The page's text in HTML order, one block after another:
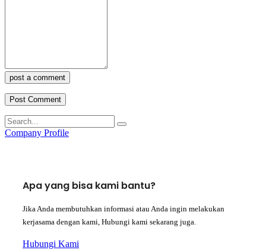
post a comment
Company Profile
Apa yang bisa kami bantu?
Jika Anda membutuhkan informasi atau Anda ingin melakukan
kerjasama dengan kami, Hubungi kami sekarang juga.
Hubungi Kami